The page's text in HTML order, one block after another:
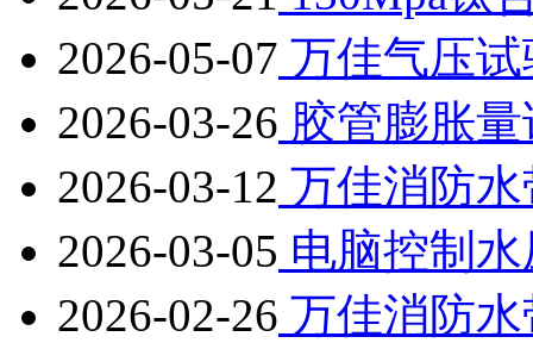
2026-05-07 万佳气压
2026-03-26 胶管膨胀
2026-03-12 万佳消防
2026-03-05 电脑控制
2026-02-26 万佳消防